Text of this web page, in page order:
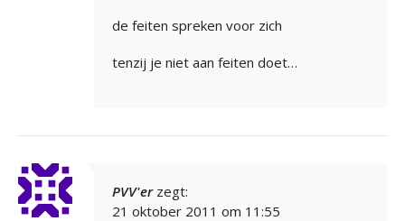
de feiten spreken voor zich
tenzij je niet aan feiten doet…
PVV'er zegt:
21 oktober 2011 om 11:55